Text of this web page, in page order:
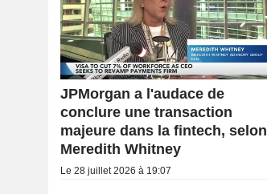
JPMorgan a l'audace de
conclure une transaction
majeure dans la fintech, selon
Meredith Whitney
Le 28 juillet 2026 à 19:07